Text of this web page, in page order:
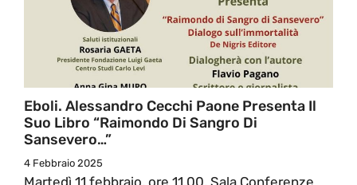
Eboli. Alessandro Cecchi Paone Presenta Il
Suo Libro “Raimondo Di Sangro Di
Sansevero…”
4 Febbraio 2025
Martedì 11 febbraio, ore 11.00, Sala Conferenze